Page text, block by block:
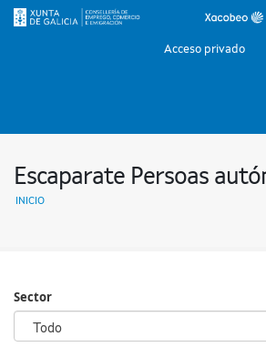
Acceso privado
Escaparate Persoas
INICIO
Sector
Todo
Sector